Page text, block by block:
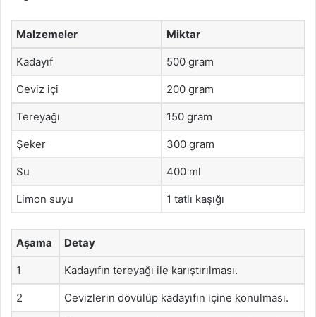
Malzemeler Miktar
Kadayıf 500 gram
Ceviz içi 200 gram
Tereyağı 150 gram
Şeker 300 gram
Su 400 ml
Limon suyu 1 tatlı kaşığı
Aşama Detay
1 Kadayıfın tereyağı ile karıştırılması.
2 Cevizlerin dövülüp kadayıfın içine konulması.